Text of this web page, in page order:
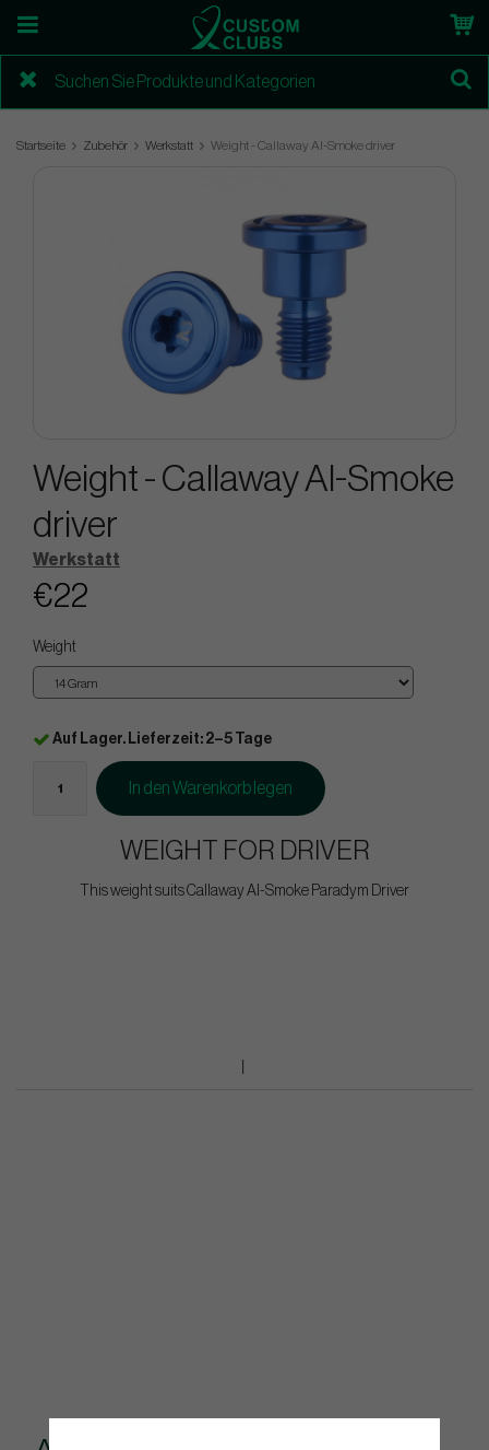
Startseite Zubehör Werkstatt Weight - Callaway AI-Smoke driver
Weight - Callaway AI-Smoke
driver
Werkstatt
€22
Weight
Auf Lager. Lieferzeit: 2–5 Tage
In den Warenkorb legen
WEIGHT FOR DRIVER
This weight suits Callaway AI-Smoke Paradym Driver